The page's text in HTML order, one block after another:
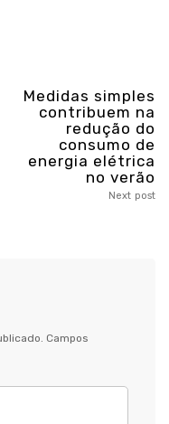
Medidas simples
contribuem na
redução do
consumo de
energia elétrica
no verão
Next post
Campos